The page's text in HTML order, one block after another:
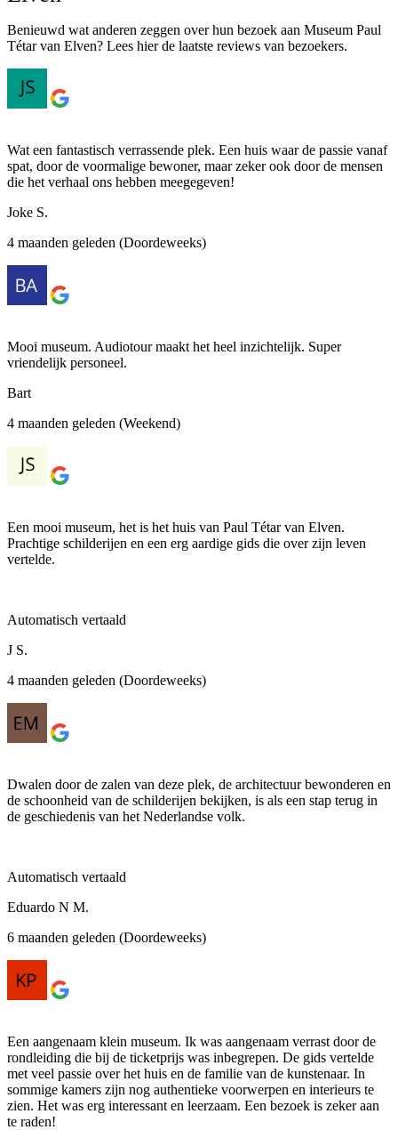
Benieuwd wat anderen zeggen over hun bezoek aan Museum Paul
Tétar van Elven? Lees hier de laatste reviews van bezoekers.
Wat een fantastisch verrassende plek. Een huis waar de passie vanaf
spat, door de voormalige bewoner, maar zeker ook door de mensen
die het verhaal ons hebben meegegeven!
Joke S.
4 maanden geleden (Doordeweeks)
Mooi museum. Audiotour maakt het heel inzichtelijk. Super
vriendelijk personeel.
Bart
4 maanden geleden (Weekend)
Een mooi museum, het is het huis van Paul Tétar van Elven.
Prachtige schilderijen en een erg aardige gids die over zijn leven
vertelde.
Automatisch vertaald
J S.
4 maanden geleden (Doordeweeks)
Dwalen door de zalen van deze plek, de architectuur bewonderen en
de schoonheid van de schilderijen bekijken, is als een stap terug in
de geschiedenis van het Nederlandse volk.
Automatisch vertaald
Eduardo N M.
6 maanden geleden (Doordeweeks)
Een aangenaam klein museum. Ik was aangenaam verrast door de
rondleiding die bij de ticketprijs was inbegrepen. De gids vertelde
met veel passie over het huis en de familie van de kunstenaar. In
sommige kamers zijn nog authentieke voorwerpen en interieurs te
zien. Het was erg interessant en leerzaam. Een bezoek is zeker aan
te raden!